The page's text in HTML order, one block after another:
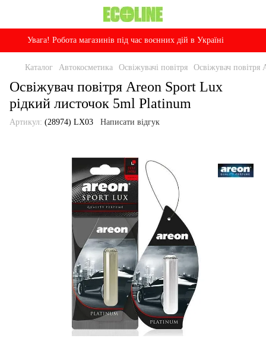
Увага! Робота магазинів під час воєнних дій в Україні
Каталог Автокосметика Освіжувачі повітря Освіжувач
Освіжувач повітря Areon Sport Lux
рідкий листочок 5ml Platinum
Артикул: (28974) LX03 Написати відгук